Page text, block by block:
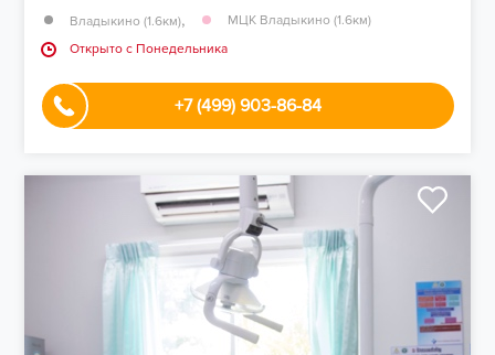
Владыкино (1.6км),
МЦК Владыкино (1.6км)
Открыто c Понедельника
+7 (499) 903-86-84